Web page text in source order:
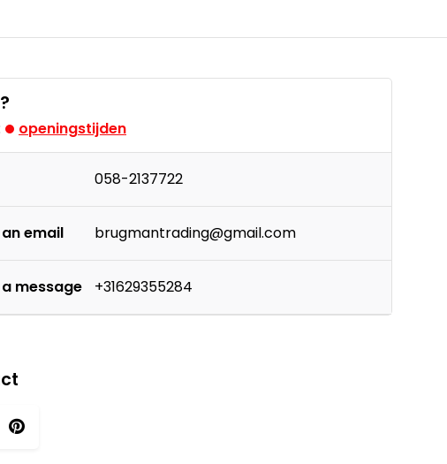
openingstijden
058-2137722
email brugmantrading@gmail.com
a message +31629355284